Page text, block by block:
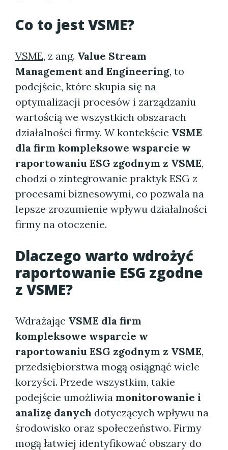
Co to jest VSME?
VSME, z ang. Value Stream
Management and Engineering, to
podejście, które skupia się na
optymalizacji procesów i zarządzaniu
wartością we wszystkich obszarach
działalności firmy. W kontekście VSME
dla firm kompleksowe wsparcie w
raportowaniu ESG zgodnym z VSME,
chodzi o zintegrowanie praktyk ESG z
procesami biznesowymi, co pozwala na
lepsze zrozumienie wpływu działalności
firmy na otoczenie.
Dlaczego warto wdrożyć
raportowanie ESG zgodne
z VSME?
Wdrażając VSME dla firm
kompleksowe wsparcie w
raportowaniu ESG zgodnym z VSME,
przedsiębiorstwa mogą osiągnąć wiele
korzyści. Przede wszystkim, takie
podejście umożliwia monitorowanie i
analizę danych dotyczących wpływu na
środowisko oraz społeczeństwo. Firmy
mogą łatwiej identyfikować obszary do